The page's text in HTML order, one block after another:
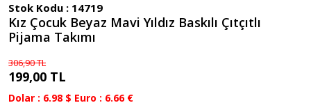
Stok Kodu : 14719
Kız Çocuk Beyaz Mavi Yıldız Baskılı Çıtçıtlı
Pijama Takımı
306,90 TL
199,00 TL
Dolar : 6.98 $ Euro : 6.66 €